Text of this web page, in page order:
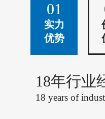
01
实力
优势
18年行业
18 years of